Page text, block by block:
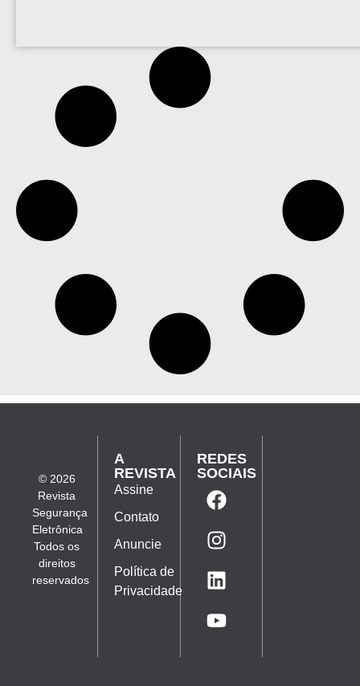
© 2026
Revista
Segurança
Eletrônica
Todos os
direitos
reservados
A
REVISTA
Assine
Contato
Anuncie
Política de
Privacidade
REDES
SOCIAIS